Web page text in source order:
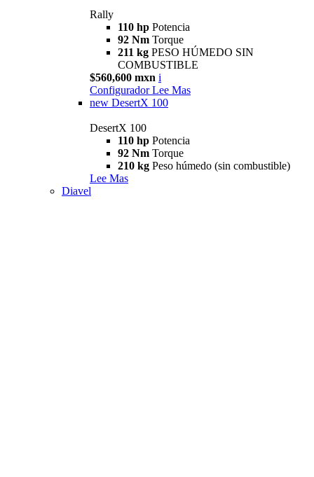
Rally
110 hp Potencia
92 Nm Torque
211 kg PESO HÚMEDO SIN
COMBUSTIBLE
$560,600 mxn i
Configurador Lee Mas
new DesertX 100
DesertX 100
110 hp Potencia
92 Nm Torque
210 kg Peso húmedo (sin combustible)
Lee Mas
Diavel